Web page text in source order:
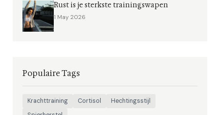
Rust is je sterkste trainingswapen
1 May 2026
Populaire Tags
Krachttraining Cortisol
Hechtingsstijl